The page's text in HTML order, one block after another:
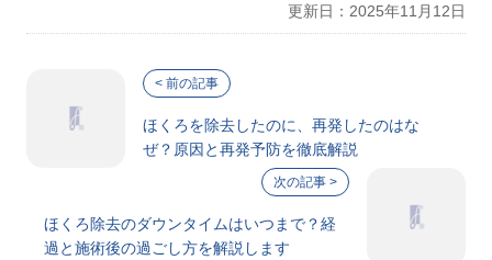
更新日：2025年11月12日
ほくろを除去したのに、再発したのはな
ぜ？原因と再発予防を徹底解説
ほくろ除去のダウンタイムはいつまで？経
過と施術後の過ごし方を解説します